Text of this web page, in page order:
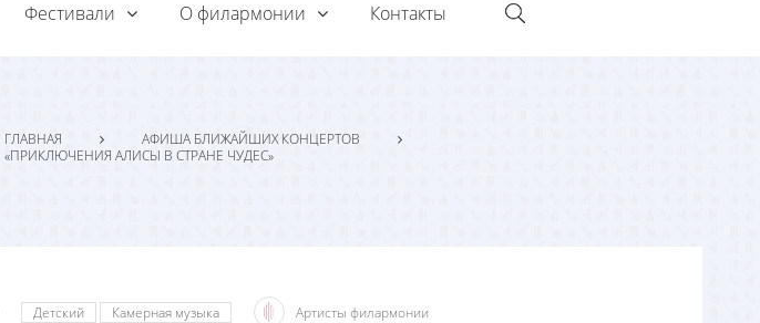
Фестивали О филармонии Контакты
ГЛАВНАЯ
АФИША БЛИЖАЙШИХ КОНЦЕРТОВ
«ПРИКЛЮЧЕНИЯ АЛИСЫ В СТРАНЕ ЧУДЕС»
Детский Камерная музыка Артисты филармонии